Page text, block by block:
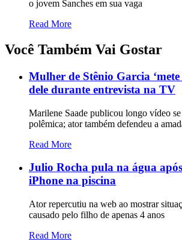
o jovem Sanches em sua vaga
Read More
Você Também Vai Gostar
Mulher de Stênio Garcia
dele durante entrevista na TV
Marilene Saade publicou longo vídeo
polêmica; ator também defendeu a
Read More
Julio Rocha pula na água
iPhone na piscina
Ator repercutiu na web ao mostrar
causado pelo filho de apenas 4 anos
Read More